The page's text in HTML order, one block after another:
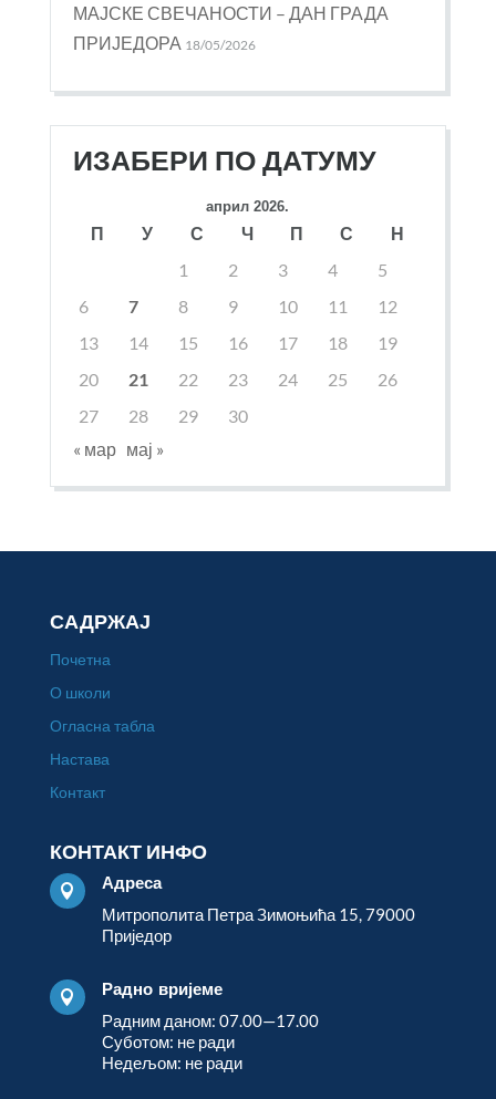
МАЈСКЕ СВЕЧАНОСТИ – ДАН ГРАДА
ПРИЈЕДОРА 18/05/2026
ИЗАБЕРИ ПО ДАТУМУ
април 2026.
П У С Ч П С
Н
1
2 3 4
5
6
7 8 9 10 11
12
13
14 15 16 17 18
19
20
21 22 23 24 25
26
27
28 29
30
« мар мај »
САДРЖАЈ
Почетна
О школи
Огласна табла
Настава
Контакт
КОНТАКТ ИНФО

Адреса
Митрополита Петра Зимоњића 15, 79000
Приједор

Радно вријеме
Радним даном: 07.00—17.00
Суботом: не ради
Недељом: не ради